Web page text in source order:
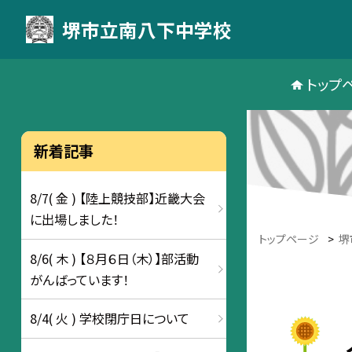
堺市立南八下中学校
トップ
トップページ >
新着記事
8/7( 金 ) 【陸上競技部】近畿大会
に出場しました！
8/6( 木 ) 【８月６日（木）】部活動
がんばっています！
8/4( 火 ) 学校閉庁日について